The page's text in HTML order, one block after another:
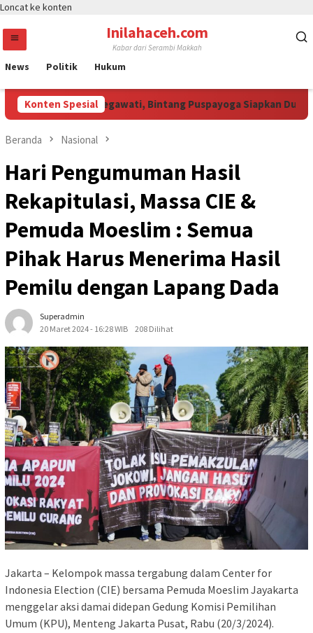
Loncat ke konten
Inilahaceh.com
Kabar dari Serambi Makkah
News Politik Hukum
Konten Spesial
Perhatian Megawati, Bintang Puspayoga Siapkan Dukungan
Beranda Nasional
Hari Pengumuman Hasil
Rekapitulasi, Massa CIE &
Pemuda Moeslim : Semua
Pihak Harus Menerima Hasil
Pemilu dengan Lapang Dada
Superadmin
20 Maret 2024 - 16:28 WIB
208 Dilihat
Jakarta – Kelompok massa tergabung dalam Center for
Indonesia Election (CIE) bersama Pemuda Moeslim Jayakarta
menggelar aksi damai didepan Gedung Komisi Pemilihan
Umum (KPU), Menteng Jakarta Pusat, Rabu (20/3/2024).